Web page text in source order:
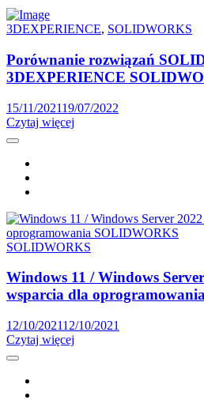
3DEXPERIENCE, SOLIDWORKS
Porównanie rozwiązań
3DEXPERIENCE
15/11/202119/07/2022
Czytaj więcej
SOLIDWORKS
Windows 11 / Windows
wsparcia dla
12/10/202112/10/2021
Czytaj więcej